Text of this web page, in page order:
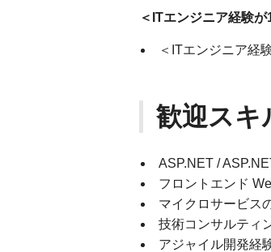
＜ITエンジニア経験
＜ITエンジニア経
歓迎スキ
ASP.NET /
フロントエンド
マイクロサービス
技術コンサルティ
アジャイル開発経